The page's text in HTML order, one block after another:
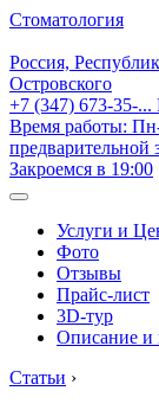
Стоматология
Россия,
Островского
+7 (347) 673-35-...
Время работы:
предварительной
Закроемся в 19:00
Услуги и
Фото
Отзывы
Прайс-лист
3D-тур
Описание и
Статьи ›